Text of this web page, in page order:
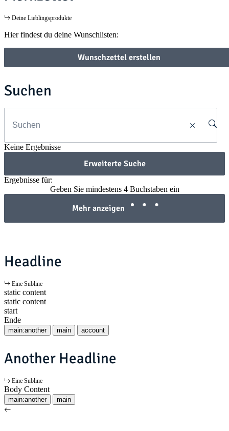
Deine Lieblingsprodukte
Hier findest du deine Wunschlisten:
Wunschzettel erstellen
Suchen
Keine Ergebnisse
Erweiterte Suche
Ergebnisse für:
Geben Sie mindestens 4 Buchstaben ein
Mehr anzeigen
Headline
Eine Subline
static content
static content
start
Ende
main:another main account
Another Headline
Eine Subline
Body Content
main:another main